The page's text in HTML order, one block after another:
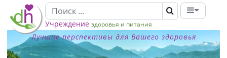
Учреждение здоровья и питания
Лучшие перспективы для Вашего здоровья